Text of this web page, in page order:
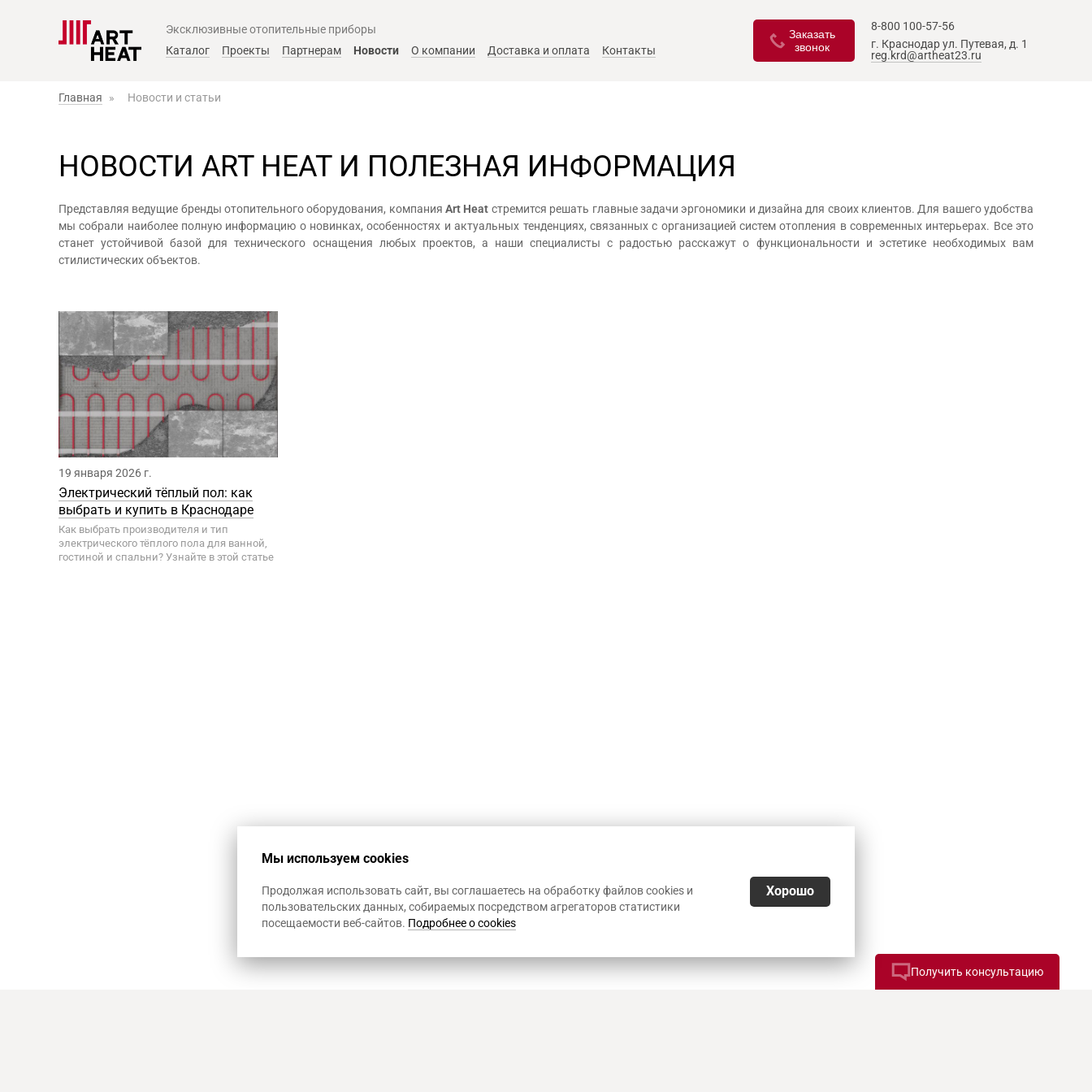
Эксклюзивные отопительные приборы
Главное меню
Каталог Проекты Партнерам Новости О компании Доставка и оплата Контакты
Заказать
звонок
8-800 100-57-56
г. Краснодарул. Путевая, д. 1
reg.krd@artheat23.ru
Главная » Новости и статьи
НОВОСТИ ART HEAT И ПОЛЕЗНАЯ ИНФОРМАЦИЯ
Представляя ведущие бренды отопительного оборудования, компанияArt Heat стремится решать главные задачи эргономики и дизайна для своих клиентов. Для вашего удобства
мы собрали наиболее полную информацию о новинках, особенностях и актуальных тенденциях, связанных с организацией систем отопления в современных интерьерах. Все это
станет устойчивой базой для технического оснащения любых проектов, а наши специалисты с радостью расскажут о функциональности и эстетике необходимых вам
стилистических объектов.
19 января 2026 г.
Электрический тёплый пол: как
выбрать и купить в Краснодаре
Как выбрать производителя и тип
электрического тёплого пола для ванной,
гостиной и спальни? Узнайте в этой статье
Получить консультацию
Мы используем cookies
Продолжая использовать сайт, вы соглашаетесь на обработку файлов cookies и
пользовательских данных, собираемых посредством агрегаторов статистики
посещаемости веб-сайтов. Подробнее о cookies
Хорошо